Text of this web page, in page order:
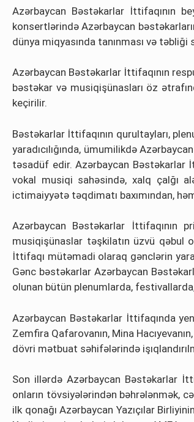
Azərbaycan Bəstəkarlar İttifaqının
konsertlərində Azərbaycan
dünya miqyasında tanınması və
Azərbaycan Bəstəkarlar İttifaqının
bəstəkar və musiqişünasları öz
keçirilir.
Bəstəkarlar İttifaqının qurultayları,
yaradıcılığında, ümumilikdə
təsadüf edir. Azərbaycan Bəstəkarlar
vokal musiqi sahəsində, xalq çalğı
ictimaiyyətə təqdimatı baxımından,
Azərbaycan Bəstəkarlar İttifaqının
musiqişünaslar təşkilatın üzvü qəbul
İttifaqı mütəmadi olaraq gənclərin
Gənc bəstəkarlar Azərbaycan
olunan bütün plenumlarda,
Azərbaycan Bəstəkarlar İttifaqında
Zemfira Qafarovanın, Mina
dövri mətbuat səhifələrində
Son illərdə Azərbaycan Bəstəkarlar
onların tövsiyələrindən bəhrələnmək,
ilk qonağı Azərbaycan Yazıçılar